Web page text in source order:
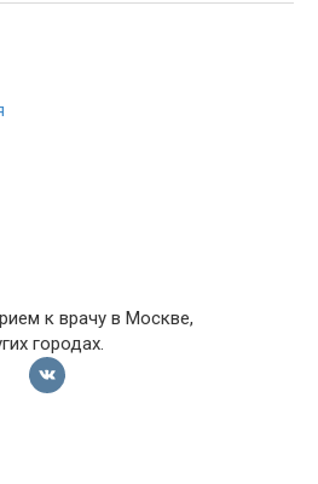
к врачу в Москве,
городах.